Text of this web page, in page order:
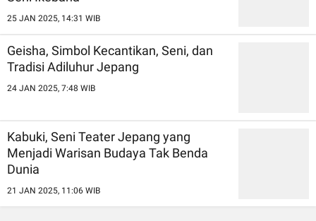
25 JAN 2025, 14:31 WIB
Geisha, Simbol Kecantikan, Seni, dan
Tradisi Adiluhur Jepang
24 JAN 2025, 7:48 WIB
Kabuki, Seni Teater Jepang yang
Menjadi Warisan Budaya Tak Benda
Dunia
21 JAN 2025, 11:06 WIB